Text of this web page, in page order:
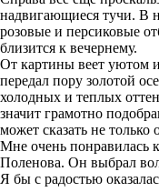
надвигающиеся тучи. В
розовые и персиковые
близится к вечернему.
От картины веет уютом
передал пору золотой
холодных и теплых
значит грамотно
может сказать не
Мне очень понравилась
Поленова. Он выбрал
Я бы с радостью